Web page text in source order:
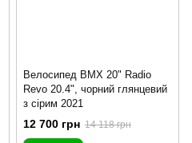
Велосипед BMX 20" Radio
Revo 20.4", чорний глянцевий
з сірим 2021
12 700 грн 14 118 грн